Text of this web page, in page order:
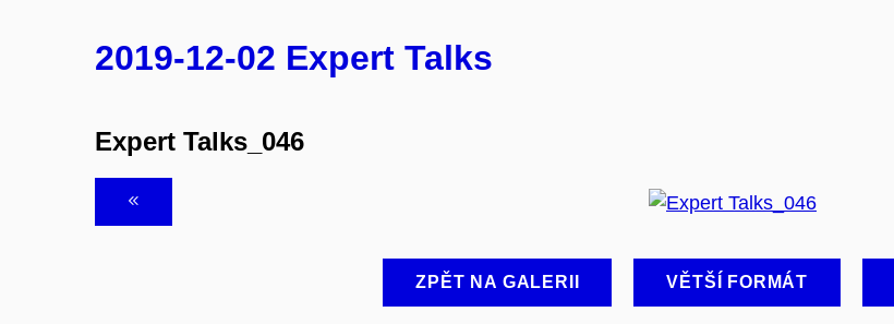
2019-12-02 Expert Talks
Expert Talks_046
ZPĚT NA GALERII VĚTŠÍ FORMÁT